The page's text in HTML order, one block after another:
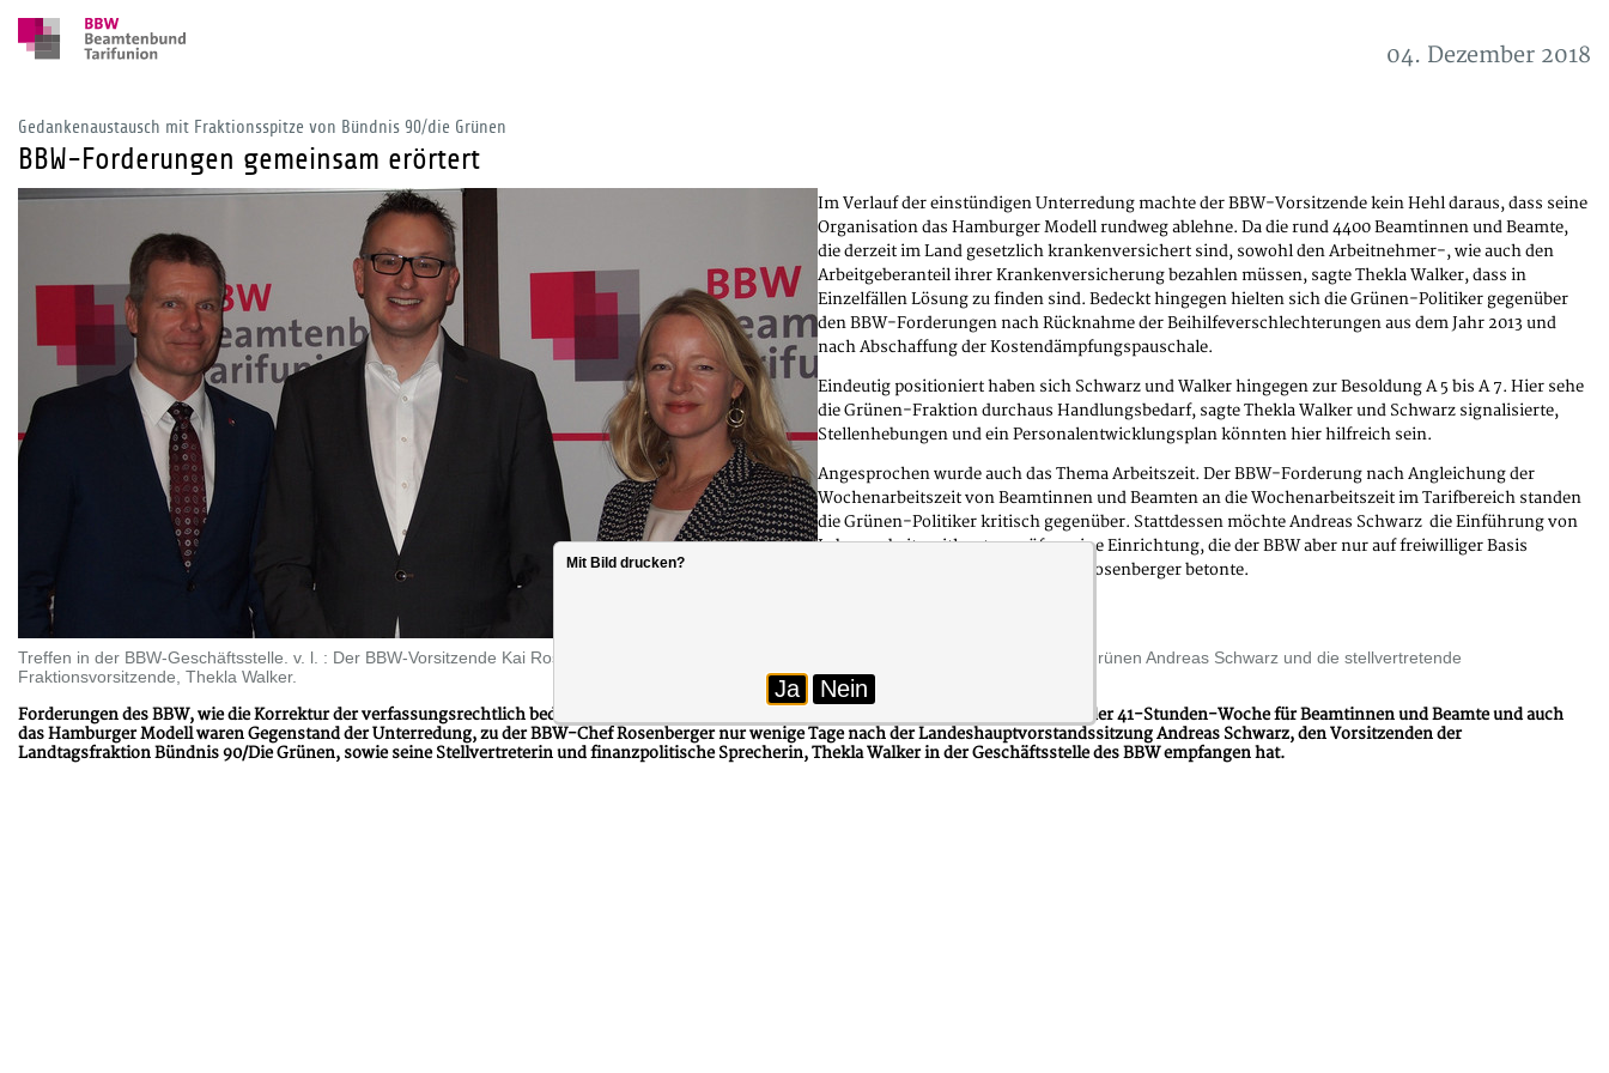
04. Dezember 2018
Gedankenaustausch mit Fraktionsspitze von Bündnis 90/die Grünen
BBW-Forderungen gemeinsam erörtert
Treffen in der BBW-Geschäftsstelle. v. l. : Der BBW-Vorsitzende Kai Rosenberger mit dem Vorsitzenden der Landtagsfraktion Bündnis 90/Die Grünen Andreas Schwarz und die stellvertretende
Fraktionsvorsitzende, Thekla Walker.
Forderungen des BBW, wie die Korrektur der verfassungsrechtlich bedenklichen Besoldung in den Besoldungsgruppen A 5 bis A 7, das Ende der 41-Stunden-Woche für Beamtinnen und Beamte und auch
das Hamburger Modell waren Gegenstand der Unterredung, zu der BBW-Chef Rosenberger nur wenige Tage nach der Landeshauptvorstandssitzung Andreas Schwarz, den Vorsitzenden der
Landtagsfraktion Bündnis 90/Die Grünen, sowie seine Stellvertreterin und finanzpolitische Sprecherin, Thekla Walker in der Geschäftsstelle des BBW empfangen hat.
Im Verlauf der einstündigen Unterredung machte der BBW-Vorsitzende kein Hehl daraus, dass seine
Organisation das Hamburger Modell rundweg ablehne. Da die rund 4400 Beamtinnen und Beamte,
die derzeit im Land gesetzlich krankenversichert sind, sowohl den Arbeitnehmer-, wie auch den
Arbeitgeberanteil ihrer Krankenversicherung bezahlen müssen, sagte Thekla Walker, dass in
Einzelfällen Lösung zu finden sind. Bedeckt hingegen hielten sich die Grünen-Politiker gegenüber
den BBW-Forderungen nach Rücknahme der Beihilfeverschlechterungen aus dem Jahr 2013 und
nach Abschaffung der Kostendämpfungspauschale.
Eindeutig positioniert haben sich Schwarz und Walker hingegen zur Besoldung A 5 bis A 7. Hier sehe
die Grünen-Fraktion durchaus Handlungsbedarf, sagte Thekla Walker und Schwarz signalisierte,
Stellenhebungen und ein Personalentwicklungsplan könnten hier hilfreich sein.
Angesprochen wurde auch das Thema Arbeitszeit. Der BBW-Forderung nach Angleichung der
Wochenarbeitszeit von Beamtinnen und Beamten an die Wochenarbeitszeit im Tarifbereich standen
die Grünen-Politiker kritisch gegenüber. Stattdessen möchte Andreas Schwarz die Einführung von
Lebensarbeitszeitkonten prüfen, eine Einrichtung, die der BBW aber nur auf freiwilliger Basis
akzeptieren würde, wie BBW-Chef Rosenberger betonte.
Mit Bild drucken?
Ja Nein